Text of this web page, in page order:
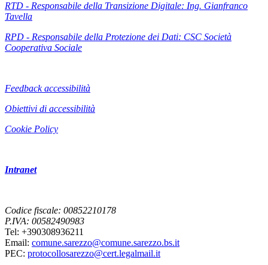
RTD - Responsabile della Transizione Digitale: Ing. Gianfranco
Tavella
RPD - Responsabile della Protezione dei Dati: CSC Società
Cooperativa Sociale
Feedback accessibilità
Obiettivi di accessibilità
Cookie Policy
Intranet
Codice fiscale: 00852210178
P.IVA: 00582490983
Tel: +390308936211
Email: comune.sarezzo@comune.sarezzo.bs.it
PEC: protocollosarezzo@cert.legalmail.it